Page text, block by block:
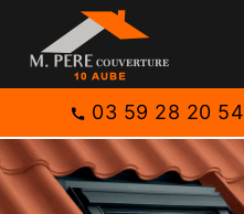
03 59 28 20 54